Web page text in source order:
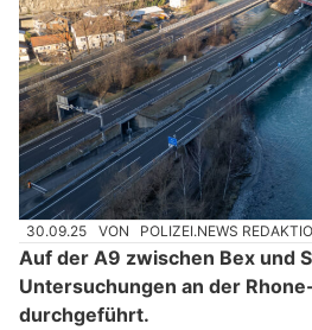
30.09.25 VON POLIZEI.NEWS
Auf der A9 zwischen Bex und
Untersuchungen an der
durchgeführt.